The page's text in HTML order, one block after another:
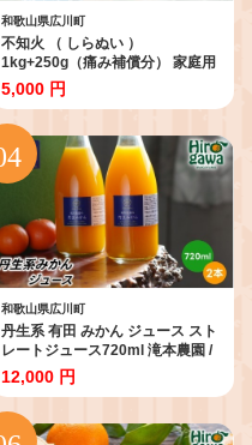
和歌山県広川町
不知火 （ しらぬい ）
1kg+250g（痛み補償分） 家庭用
光センサー / デコポン 訳あり 甘い
和歌山 柑橘 ※2027年2月上旬～4
月中旬に順次発送 ※北海道・沖
縄・離島への配送不可 【ikd010-
c-1C】
5,000 円
和歌山県広川町
丹生系 有田 みかん ジュース スト
レートジュース720ml 滝本農園 /
産地直送 オレンジジュース 温州
みかん ジュース 果汁 ストレート
丸絞り みかん ミカン ギフト 果物
フルーツ 国産 和歌山県広川町
12,000 円